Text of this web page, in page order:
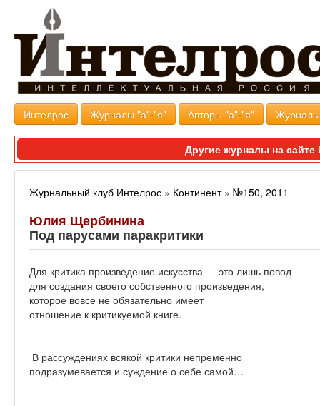
Интелрос Журналы "а"-"я" Авторы "а"-"я"
Другие журналы на
Журнальный клуб Интелрос » Континент» №150, 2011
Юлия Щербинина
Под парусами паракритики
Для критика произведение искусства — это лишь повод
для создания своего собственного произведения,
которое вовсе не обязательно имеет
отношение к критикуемой книге.
В рассуждениях всякой критики непременно
подразумевается и суждение о себе самой…